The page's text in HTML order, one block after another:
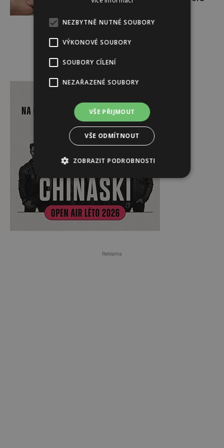
Reklama
NEZBYTNĚ NUTNÉ SOUBORY
VÝKONOVÉ SOUBORY
SOUBORY CÍLENÍ
NEZAŘAZENÉ SOUBORY
VŠE PŘIJMOUT
VŠE ODMÍTNOUT
ZOBRAZIT PODROBNOSTI